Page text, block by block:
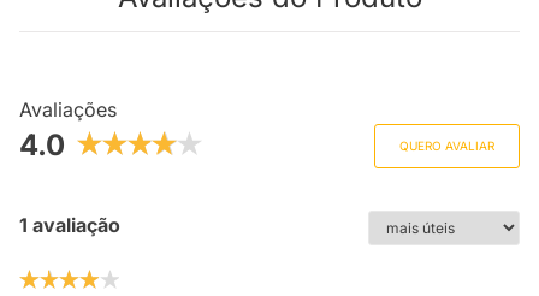
Avaliações
4.0 QUERO AVALIAR
1 avaliação